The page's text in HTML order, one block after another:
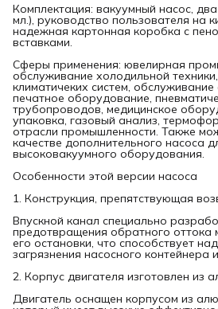
Комплектация: вакуумный насос,
мл.), руководство пользователя на
надежная картонная коробка с
вставками.
Сферы применения: ювелирная
обслуживание холодильной
климатичеких систем,
печатное оборудование,
трубопроводов, медицинское
упаковка, газовый анализ,
отрасли промышленности. Также
качестве дополнительного насоса
высоковакуумного оборудования.
Особенности этой версии насоса
1. Конструкция, препятствующая
Впускной канал специально
предотвращения обратного оттока
его остановки, что способствует
загрязнения насосного контейнера
2. Корпус двигателя изготовлен из
Двигатель оснащен корпусом из